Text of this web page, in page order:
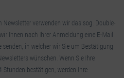
verwenden wir das sog. Double-
Ihnen nach Ihrer Anmeldung eine E-Mail
senden, in welcher wir Sie um Bestätigung
wünschen. Wenn Sie Ihre
bestätigen, werden Ihre